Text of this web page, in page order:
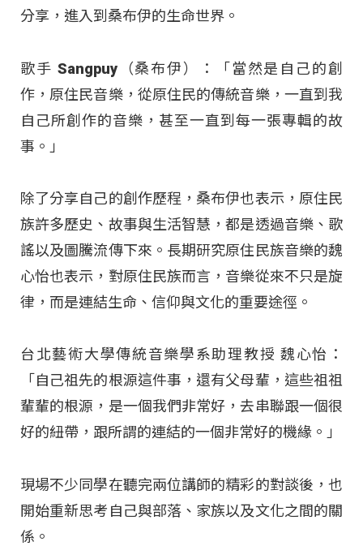
分享，進入到桑布伊的生命世界。
歌手 Sangpuy（桑布伊）：「當然是自己的創
作，原住民音樂，從原住民的傳統音樂，一直到我
自己所創作的音樂，甚至一直到每一張專輯的故
事。」
除了分享自己的創作歷程，桑布伊也表示，原住民
族許多歷史、故事與生活智慧，都是透過音樂、歌
謠以及圖騰流傳下來。長期研究原住民族音樂的魏
心怡也表示，對原住民族而言，音樂從來不只是旋
律，而是連結生命、信仰與文化的重要途徑。
台北藝術大學傳統音樂學系助理教授 魏心怡：
「自己祖先的根源這件事，還有父母輩，這些祖祖
輩輩的根源，是一個我們非常好，去串聯跟一個很
好的紐帶，跟所謂的連結的一個非常好的機緣。」
現場不少同學在聽完兩位講師的精彩的對談後，也
開始重新思考自己與部落、家族以及文化之間的關
係。